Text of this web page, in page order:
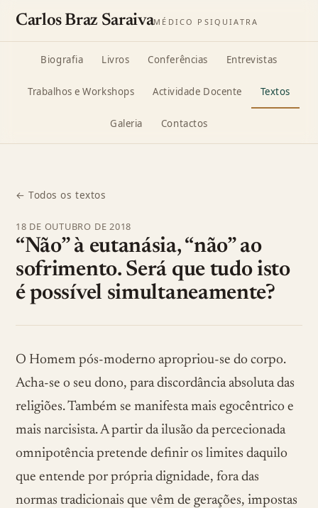
Carlos Braz SaraivaMÉDICO PSIQUIATRA
Biografia Livros Conferências Entrevistas
Trabalhos e Workshops Actividade Docente Textos
Galeria Contactos
← Todos os textos
18 DE OUTUBRO DE 2018
“Não” à eutanásia, “não” ao
sofrimento. Será que tudo isto
é possível simultaneamente?
O Homem pós-moderno apropriou-se do corpo.
Acha-se o seu dono, para discordância absoluta das
religiões. Também se manifesta mais egocêntrico e
mais narcisista. A partir da ilusão da percecionada
omnipotência pretende definir os limites daquilo
que entende por própria dignidade, fora das
normas tradicionais que vêm de gerações, impostas